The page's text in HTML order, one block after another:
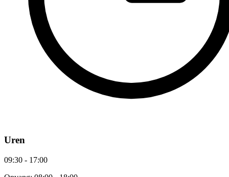
Uren
09:30 - 17:00